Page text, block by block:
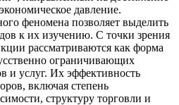
давление.
феномена позволяет выделить
к их изучению. С точки зрения
рассматриваются как форма
ограничивающих
и услуг. Их эффективность
включая степень
структуру торговли и